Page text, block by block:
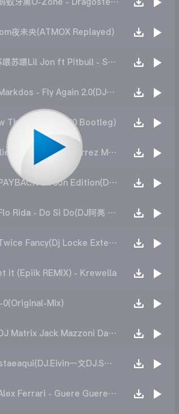
【沈风单曲】蚂蚁牙黑O-Zone - Dragostea Din Tei(DJ大圣 Mix)
夜未央(ATMOX Replayed)
【斯 卡 拉】苏喂苏喂Lil Jon ft Pitbull - Suwei Suwei(DJ王贺 Mix)
【沈风外文】Markdos - Fly Again 2.0(DJ大圣 Mix)
Thang (L2K 2K20 Bootleg)
【夜 未 央】Alien Cut feat. Gutyerrez Musica che sposta(Original Mix)
【沈风外文】PAYBACK Lil Jon Edition(DJ阿亮 Mix)
【沈风外文】Flo Rida - Do Si Do(DJ阿亮 Mix)
【沈风外文】Twice Fancy(Dj Locke Extended Mix)
it (Epiik REMIX) - Krewella
0(Original-Mix)
【沈风单曲】DJ Matrix Jack Mazzoni Daniel Tek Giorgio Vanni - Supereroi(DJ王贺 Mix)
DM BoysAfestaeaqui(DJ.Eivin一文DJ.Smallz小卓Extended Mix)
【沈风外文】Alex Ferrari - Guere Guere(Dj.阿洋 Extended Mix)